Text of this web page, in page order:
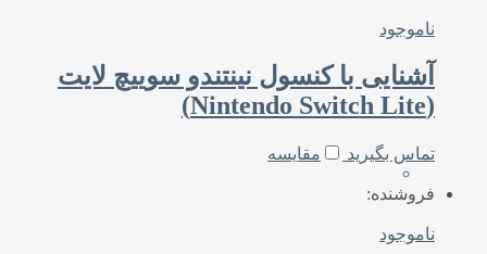
ناموجود
آشنایی با کنسول نینتندو سوییچ لایت
(Nintendo Switch Lite)
تماس بگیرید مقایسه
فروشنده:
ناموجود